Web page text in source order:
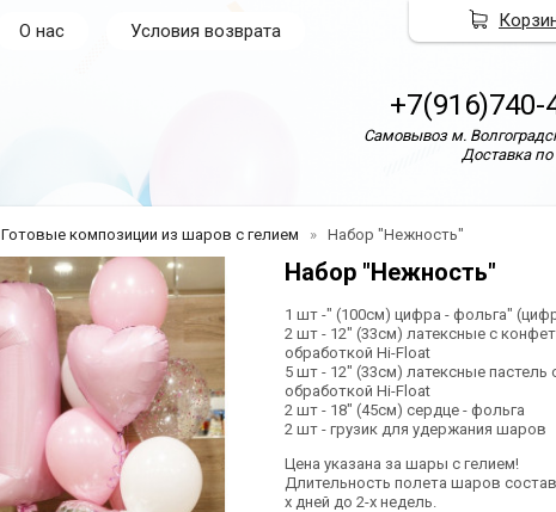
О нас Условия возврата
+7(916)740-
Самовывоз м.
Доставка
Готовые композиции из шаров с гелием Набор "Нежность"
Набор "Нежность"
1 шт -" (100см) цифра - фольга"
2 шт - 12" (33см) латексные с
обработкой Hi-Float
5 шт - 12" (33см) латексные пастель
обработкой Hi-Float
2 шт - 18" (45см) сердце - фольга
2 шт - грузик для удержания шаров
Цена указана за шары с гелием!
Длительность полета шаров
х дней до 2-х недель.